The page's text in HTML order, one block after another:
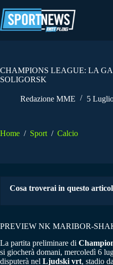
al
contenuto
CHAMPIONS LEAGUE: LA
SOLIGORSK
Redazione MME 5
Home / Sport / Calcio
Cosa troverai in questo
PREVIEW NK MARIBOR-
La partita preliminare di
si giocherà domani, mercoledì 6
disputerà nel Ljudski vrt, stadio